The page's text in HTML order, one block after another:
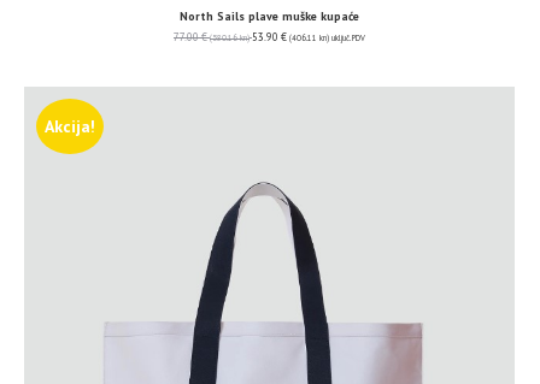
North Sails plave muške kupaće
77.00€ (580.16 kn) 53.90 € (406.11 kn) uključ. PDV
Akcija!